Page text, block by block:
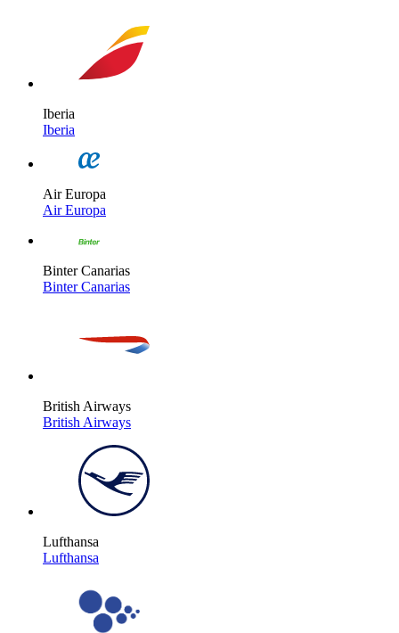
Iberia
Iberia
Air Europa
Air Europa
Binter Canarias
Binter Canarias
British Airways
British Airways
Lufthansa
Lufthansa